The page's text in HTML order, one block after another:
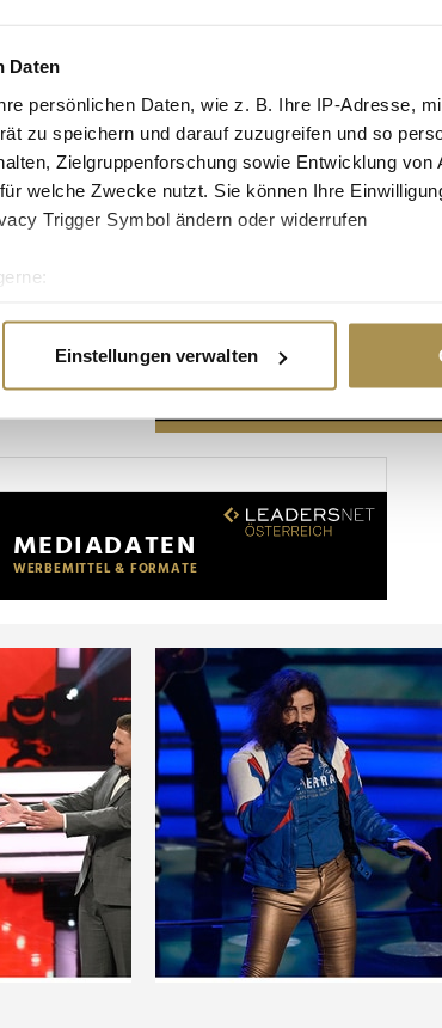
Daten
persönlichen Daten, wie z. B. Ihre IP-Adresse,
zu speichern und darauf zuzugreifen und so
Zielgruppenforschung sowie Entwicklung von
welche Zwecke nutzt. Sie können Ihre
Trigger Symbol ändern oder widerrufen
Daten verarbeitet werden, und legen Sie
zu personalisieren, Funktionen für soziale
Werbung und Analysen weiter. Unsere Partner
die Sie ihnen bereitgestellt haben oder die sie
Einstellungen verwalten
Advertisement